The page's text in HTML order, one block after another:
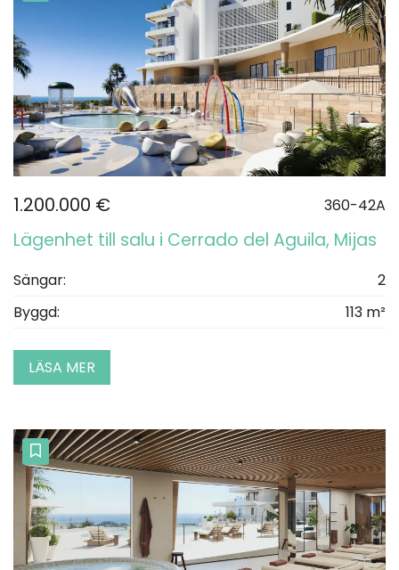
1.200.000 € 360-42A
Lägenhet till salu i Cerrado del Aguila, Mijas
Sängar:
2
Byggd:
113 m²
LÄSA MER